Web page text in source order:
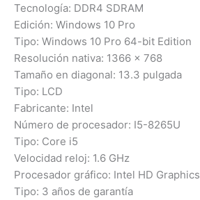
Tecnología: DDR4 SDRAM
Edición: Windows 10 Pro
Tipo: Windows 10 Pro 64-bit Edition
Resolución nativa: 1366 x 768
Tamaño en diagonal: 13.3 pulgada
Tipo: LCD
Fabricante: Intel
Número de procesador: I5-8265U
Tipo: Core i5
Velocidad reloj: 1.6 GHz
Procesador gráfico: Intel HD Graphics
Tipo: 3 años de garantía